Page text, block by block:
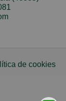
de cookies